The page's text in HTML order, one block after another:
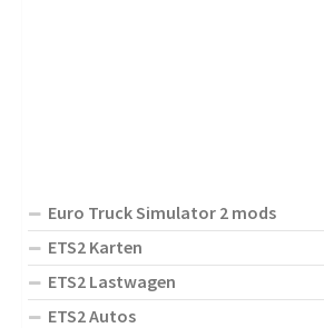
Euro Truck Simulator 2 mods
ETS2 Karten
ETS2 Lastwagen
ETS2 Autos